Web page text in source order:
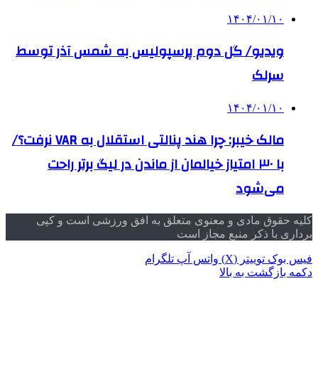
۱۴۰۴/۰۱/۱۰
ویدیو/ گل دوم پرسپولیس به شمس آذر توسط
سرلک
۱۴۰۴/۰۱/۱۰
مالک خیبر: چرا هند پنالتی استقلال به VAR نرفت؟/
با ۳۰ امتیاز خیالمان از ماندن در لیگ برتر راحت
می‌شود
کلیه حقوق مادی و معنوی متعلق به افق ورزشی است و کپی
برداری با ذکر منبع مجاز است
فیس بوک توییتر (X) واتس آپ تلگرام
دکمه بازگشت به بالا